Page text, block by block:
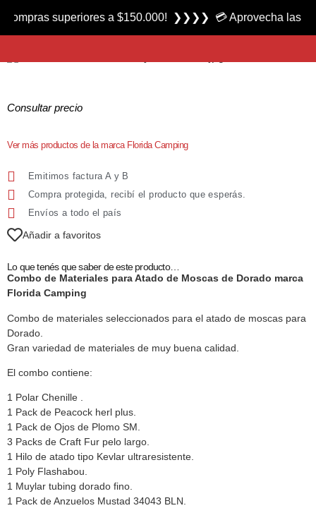
Producto nuevo
Combo de Materiales para Moscas de Dorado marca Florida Camping
Consultar precio
Ver más productos de la marca Florida Camping
Emitimos factura A y B
Compra protegida, recibí el producto que esperás.
Envíos a todo el país
Añadir a favoritos
Lo que tenés que saber de este producto…
Combo de Materiales para Atado de Moscas de Dorado marca
Florida Camping
Combo de materiales seleccionados para el atado de moscas para
Dorado.
Gran variedad de materiales de muy buena calidad.
El combo contiene:
1 Polar Chenille .
1 Pack de Peacock herl plus.
1 Pack de Ojos de Plomo SM.
3 Packs de Craft Fur pelo largo.
1 Hilo de atado tipo Kevlar ultraresistente.
1 Poly Flashabou.
1 Muylar tubing dorado fino.
1 Pack de Anzuelos Mustad 34043 BLN.
superiores a $150.000! ❯❯❯❯ 💳 Aprovecha las 3 cuotas